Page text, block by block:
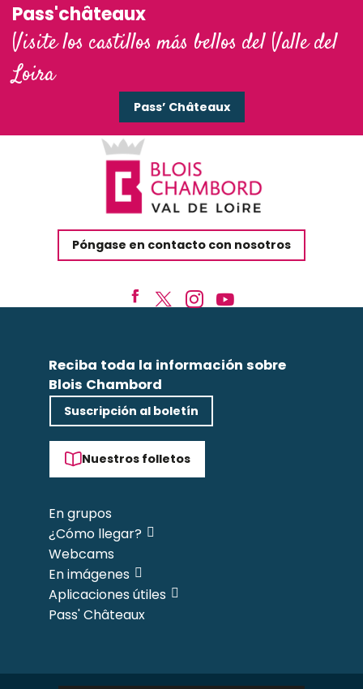
Pass'châteaux
Visite los castillos más bellos del Valle del
Loira
Pass’ Châteaux
Póngase en contacto con nosotros
Reciba toda la información sobre
Blois Chambord
Suscripción al boletín
Nuestros folletos
En grupos
¿Cómo llegar?
Webcams
En imágenes
Aplicaciones útiles
Pass' Châteaux